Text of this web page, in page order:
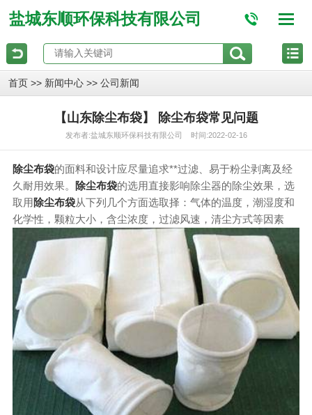
盐城东顺环保科技有限公司
首页 >> 新闻中心 >> 公司新闻
【山东除尘布袋】 除尘布袋常见问题
发布者:盐城东顺环保科技有限公司 时间:2022-02-16
除尘布袋的面料和设计应尽量追求**过滤、易于粉尘剥离及经
久耐用效果。
除尘布袋的选用直接影响除尘器的除尘效果，选
取用 除尘布袋从下列几个方面选取择：气体的温度，潮湿度和
化学性，颗粒大小，含尘浓度，过滤风速，清尘方式等因素